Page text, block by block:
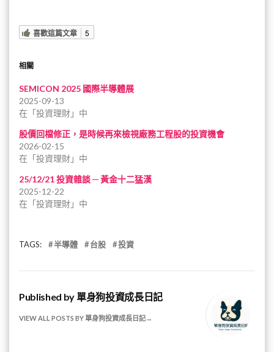
喜歡這篇文章 5
相關
SEMICON 2025 國際半導體展
2025-09-13
在「投資理財」中
股價回檔修正，是時候再來檢視廠務工程股的投資機會
2026-02-15
在「投資理財」中
25/12/21 投資雜談 ─ 黃金十二猛漢
2025-12-22
在「投資理財」中
TAGS: 半導體 台股 投資
Published by 單身狗投資成長日記
VIEW ALL POSTS BY 單身狗投資成長日記